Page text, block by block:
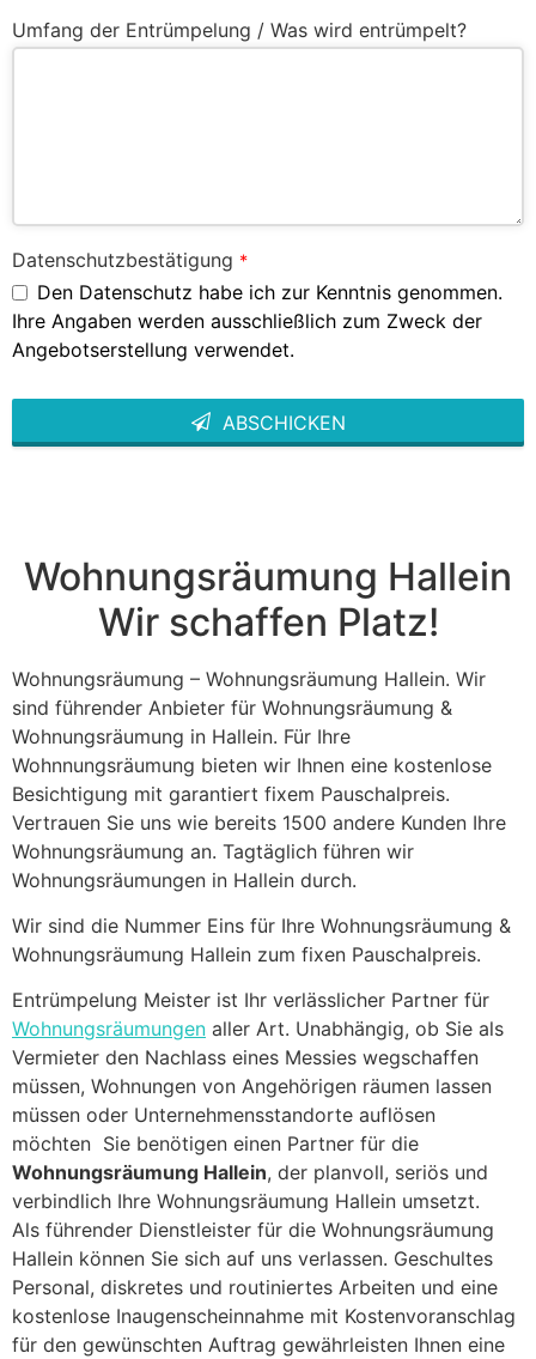
Umfang der Entrümpelung / Was wird entrümpelt?
Datenschutzbestätigung *
Den Datenschutz habe ich zur Kenntnis genommen.
Ihre Angaben werden ausschließlich zum Zweck der
Angebotserstellung verwendet.
ABSCHICKEN
Wohnungsräumung Hallein
Wir schaffen Platz!
Wohnungsräumung – Wohnungsräumung Hallein. Wir
sind führender Anbieter für Wohnungsräumung &
Wohnungsräumung in Hallein. Für Ihre
Wohnnungsräumung bieten wir Ihnen eine kostenlose
Besichtigung mit garantiert fixem Pauschalpreis.
Vertrauen Sie uns wie bereits 1500 andere Kunden Ihre
Wohnungsräumung an. Tagtäglich führen wir
Wohnungsräumungen in Hallein durch.
Wir sind die Nummer Eins für Ihre Wohnungsräumung &
Wohnungsräumung Hallein zum fixen Pauschalpreis.
Entrümpelung Meister ist Ihr verlässlicher Partner für
Wohnungsräumungen aller Art. Unabhängig, ob Sie als
Vermieter den Nachlass eines Messies wegschaffen
müssen, Wohnungen von Angehörigen räumen lassen
müssen oder Unternehmensstandorte auflösen
möchten Sie benötigen einen Partner für die
Wohnungsräumung Hallein, der planvoll, seriös und
verbindlich Ihre Wohnungsräumung Hallein umsetzt.
Als führender Dienstleister für die Wohnungsräumung
Hallein können Sie sich auf uns verlassen. Geschultes
Personal, diskretes und routiniertes Arbeiten und eine
kostenlose Inaugenscheinnahme mit Kostenvoranschlag
für den gewünschten Auftrag gewährleisten Ihnen eine